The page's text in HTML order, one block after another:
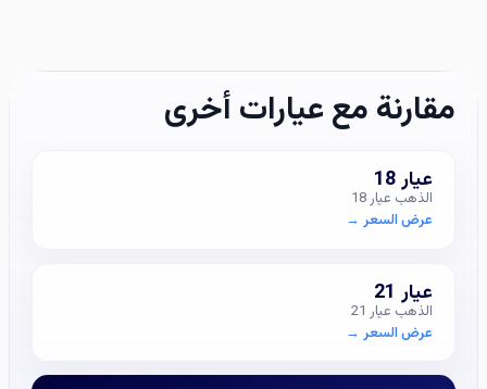
مقارنة مع عيارات أخرى
عيار 18
الذهب عيار 18
عرض السعر →
عيار 21
الذهب عيار 21
عرض السعر →